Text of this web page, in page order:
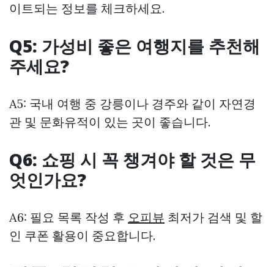
이트되는 정보를 체크하세요.
Q5: 가성비 좋은 여행지를 추천해
주세요?
A5: 국내 여행 중 강릉이나 경주와 같이 자연경
관 및 문화유적이 있는 곳이 좋습니다.
Q6: 쇼핑 시 꼭 챙겨야 할 것은 무
엇인가요?
A6: 필요 목록 작성 후 오피뷰 최저가 검색 및 할
인 쿠폰 활용이 중요합니다.